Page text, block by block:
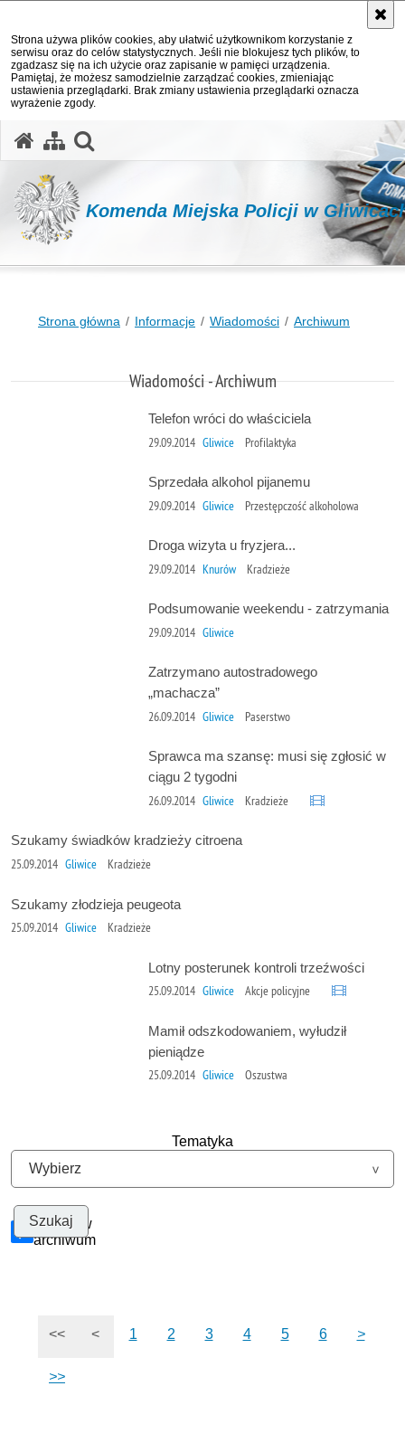
Strona używa plików cookies, aby ułatwić użytkownikom korzystanie z
serwisu oraz do celów statystycznych. Jeśli nie blokujesz tych plików, to
zgadzasz się na ich użycie oraz zapisanie w pamięci urządzenia.
Pamiętaj, że możesz samodzielnie zarządzać cookies, zmieniając
ustawienia przeglądarki. Brak zmiany ustawienia przeglądarki oznacza
wyrażenie zgody.
Komenda Miejska Policji w
Strona główna Informacje Wiadomości Archiwum
Wiadomości - Archiwum
Telefon wróci do właściciela
29.09.2014 Gliwice Profilaktyka
Sprzedała alkohol pijanemu
29.09.2014 Gliwice Przestępczość alkoholowa
Droga wizyta u fryzjera...
29.09.2014 Knurów Kradzieże
Podsumowanie weekendu - zatrzymania
29.09.2014 Gliwice
Zatrzymano autostradowego
„machacza”
26.09.2014 Gliwice Paserstwo
Sprawca ma szansę: musi się zgłosić w
ciągu 2 tygodni
26.09.2014 Gliwice Kradzieże
Szukamy świadków kradzieży citroena
25.09.2014 Gliwice Kradzieże
Szukamy złodzieja peugeota
25.09.2014 Gliwice Kradzieże
Lotny posterunek kontroli trzeźwości
25.09.2014 Gliwice Akcje policyjne
Mamił odszkodowaniem, wyłudził
pieniądze
25.09.2014 Gliwice Oszustwa
Tematyka
Szukaj w
archiwum
<< < 1 2 3 4 5 6 >
>>